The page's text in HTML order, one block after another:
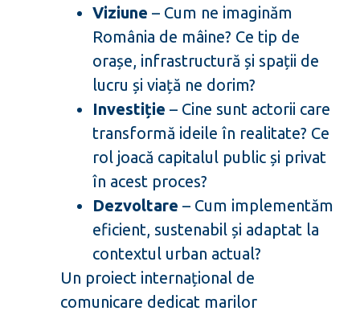
Viziune – Cum ne imaginăm
România de mâine? Ce tip de
orașe, infrastructură și spații de
lucru și viață ne dorim?
Investiție – Cine sunt actorii care
transformă ideile în realitate? Ce
rol joacă capitalul public și privat
în acest proces?
Dezvoltare – Cum implementăm
eficient, sustenabil și adaptat la
contextul urban actual?
Un proiect internațional de
comunicare dedicat marilor